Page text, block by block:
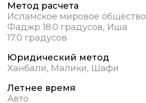
Метод расчета
Исламское мировое общество
Фаджр 18.0 градусов, Иша
17.0 градусов
Юридический метод
Ханбали, Малики, Шафи
Летнее время
Авто